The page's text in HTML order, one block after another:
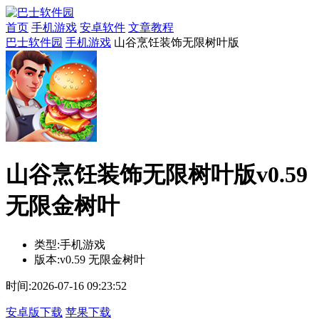
首页 手机游戏 安卓软件 文章教程
巴士软件园 手机游戏 山谷烹饪装饰无限树叶版
山谷烹饪装饰无限树叶版v0.59
无限金树叶
类型:手机游戏
版本:v0.59 无限金树叶
时间:2026-07-16 09:23:52
安卓版下载 苹果下载